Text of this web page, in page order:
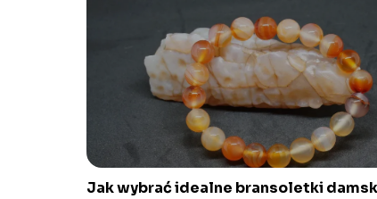
Jak wybrać idealne bransoletki